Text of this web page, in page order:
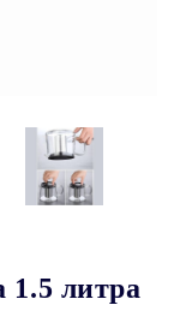
1.5 литра